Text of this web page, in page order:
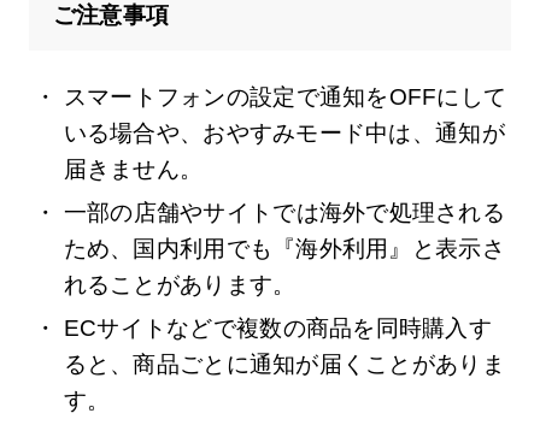
ご注意事項
スマートフォンの設定で通知をOFFにして
いる場合や、おやすみモード中は、通知が
届きません。
一部の店舗やサイトでは海外で処理される
ため、国内利用でも『海外利用』と表示さ
れることがあります。
ECサイトなどで複数の商品を同時購入す
ると、商品ごとに通知が届くことがありま
す。